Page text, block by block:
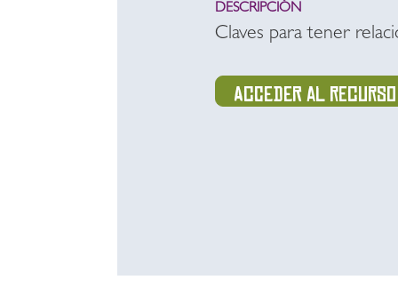
DESCRIPCIÓN
Claves para tener
Acceder al recurso